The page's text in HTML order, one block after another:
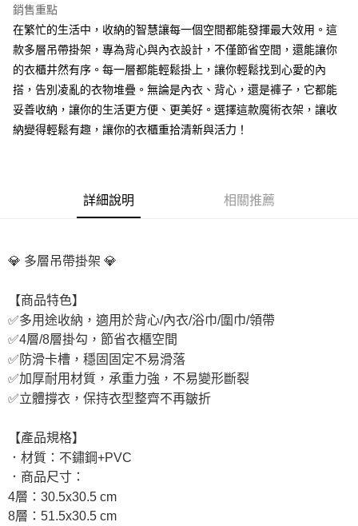
全家取貨付款
每筆NT$65，滿NT$690(含以上)免運費
付款後全家取貨
每筆NT$65，滿NT$690(含以上)免運費
7-11取貨付款
每筆NT$65，滿NT$690(含以上)免運費
每筆NT$100，滿NT$990(含以上)免運費
免運費
銷售重點
在繁忙的生活中，收納的智慧讓每一個空間都能發揮最大效用。這
款多層吊帶掛架，專為背心與內衣設計，不僅節省空間，還能讓你
的衣櫃井然有序。每一層都能輕鬆掛上，讓你輕鬆找到心愛的內
搭，告別凌亂的衣物堆疊。無論是內衣、背心，還是褲子，它都能
妥善收納，讓你的生活更方便、更美好。選擇這款魔術衣架，讓收
納變得輕鬆有趣，讓你的衣櫃重拾清新與活力！
詳細說明 相關推薦
💎 多層吊帶掛架 💎
【商品特色】
✅多用途收納，適用於背心/內衣/浴巾/圍巾/領帶
✅4層/8層掛勾，節省衣櫃空間
✅防滑卡槽，穩固固定不易滑落
✅加厚耐用材質，承重力強，不易變形斷裂
✅立體撐衣，保持衣型整齊不再皺折
【產品規格】
．材質：不鏽鋼+PVC
．商品尺寸：
4層：30.5x30.5 cm
8層：51.5x30.5 cm